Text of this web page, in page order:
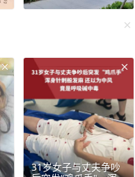
31岁女子与丈夫争吵